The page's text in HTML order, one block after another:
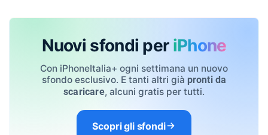
Nuovi sfondi per iPhone
Con iPhoneItalia+ ogni settimana un nuovo
sfondo esclusivo. E tanti altri già pronti da
scaricare, alcuni gratis per tutti.
Scopri gli sfondi